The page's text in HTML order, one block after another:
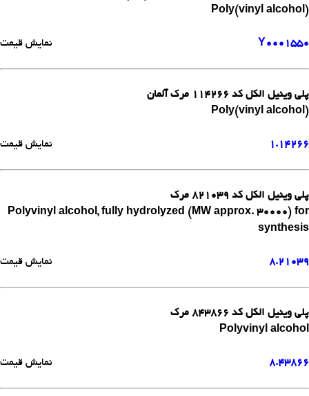
Poly(vinyl alcohol)
Y0001550 نمایش قیمت
پلی وینیل الکل کد 114266 مرک آلمان
Poly(vinyl alcohol)
1.14266 نمایش قیمت
پلی وینیل الکل کد 821039 مرک
Polyvinyl alcohol, fully hydrolyzed (MW approx. 30000) for
synthesis
8.21039 نمایش قیمت
پلی وینیل الکل کد 843866 مرک
Polyvinyl alcohol
8.43866 نمایش قیمت